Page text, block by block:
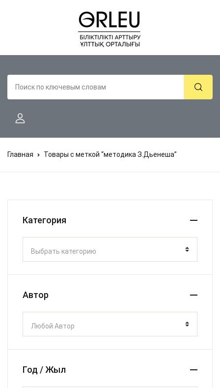
Главная Товары с меткой “методика З.Дьенеша”
Категория
Выбрать категорию
Автор
Любой Автор
Год / Жыл